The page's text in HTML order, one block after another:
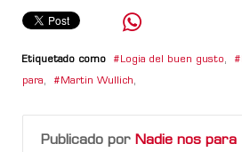
Etiquetado como Logia del buen gusto,
para, Martin Wullich,
Publicado por Nadie nos para